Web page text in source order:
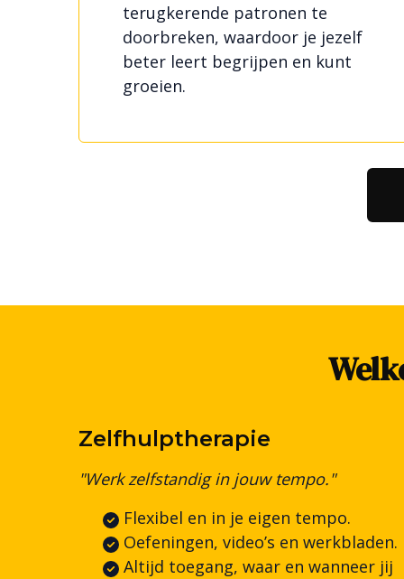
terugkerende patronen te
doorbreken, waardoor je jezelf
beter leert begrijpen en kunt
groeien.
Zelfhulptherapie
"Werk zelfstandig in jouw tempo."
Flexibel en in je eigen tempo.
Oefeningen, video’s en werkbladen.
Altijd toegang, waar en wanneer jij